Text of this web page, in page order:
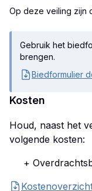
Op deze veiling zijn
Gebruik het
brengen.
Biedformulier
Kosten
Houd, naast het
volgende kosten:
+